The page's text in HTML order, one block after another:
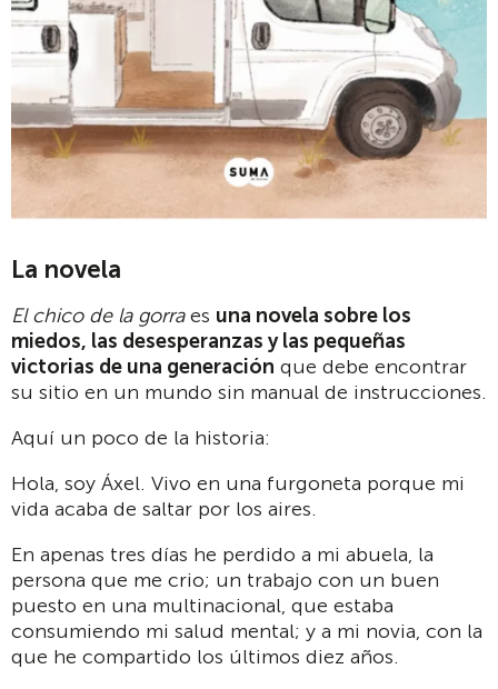
La novela
El chico de la gorraes una novela sobre los
miedos, las desesperanzas y las pequeñas
victorias de una generación que debe encontrar
su sitio en un mundo sin manual de instrucciones.
Aquí un poco de la historia:
Hola, soy Áxel. Vivo en una furgoneta porque mi
vida acaba de saltar por los aires.
En apenas tres días he perdido a mi abuela, la
persona que me crio; un trabajo con un buen
puesto en una multinacional, que estaba
consumiendo mi salud mental; y a mi novia, con la
que he compartido los últimos diez años.